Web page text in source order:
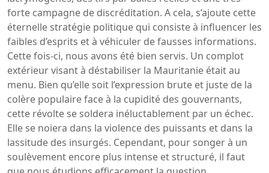
forte campagne de discréditation. A cela, s’ajoute cette
éternelle stratégie politique qui consiste à influencer les
faibles d’esprits et à véhiculer de fausses informations.
Cette fois-ci, nous avons été bien servis. Un complot
extérieur visant à déstabiliser la Mauritanie était au
menu. Bien qu’elle soit l’expression brute et juste de la
colère populaire face à la cupidité des gouvernants,
cette révolte se soldera inéluctablement par un échec.
Elle se noiera dans la violence des puissants et dans la
lassitude des insurgés. Cependant, pour songer à un
soulèvement encore plus intense et structuré, il faut